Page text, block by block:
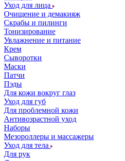
Уход для лица
Очищение и демакияж
Скрабы и пилинги
Тонизирование
Увлажнение и питание
Крем
Сыворотки
Маски
Патчи
Пэды
Для кожи вокруг глаз
Уход для губ
Для проблемной кожи
Антивозрастной уход
Наборы
Мезороллеры и массажеры
Уход для тела
Для рук